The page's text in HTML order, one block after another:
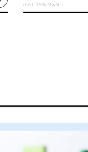
(inkl. 19% MwSt.)